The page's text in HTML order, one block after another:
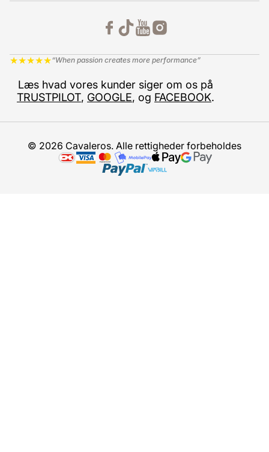
★★★★★“When passion creates more performance”
Læs hvad vores kunder siger om os på
TRUSTPILOT, GOOGLE, og FACEBOOK.
© 2026 Cavaleros. Alle rettigheder forbeholdes